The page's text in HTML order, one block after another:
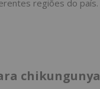
regiões do país.
chikungunya